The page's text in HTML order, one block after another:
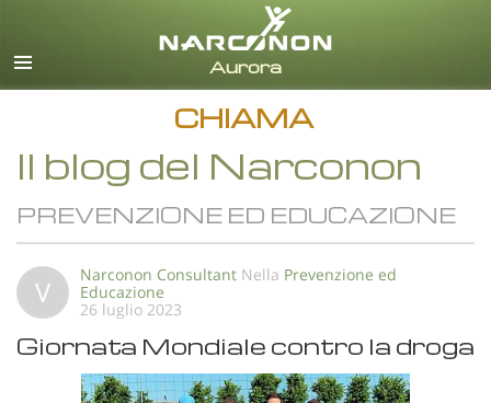
italiano
CHIAMA
Il blog del Narconon
PREVENZIONE ED EDUCAZIONE
V Narconon Consultant Nella Prevenzione ed
Educazione
26 luglio 2023
Giornata Mondiale contro la droga